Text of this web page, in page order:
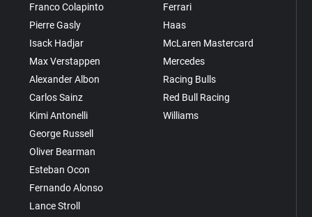
Franco Colapinto
Pierre Gasly
Isack Hadjar
Max Verstappen
Alexander Albon
Carlos Sainz
Kimi Antonelli
George Russell
Oliver Bearman
Esteban Ocon
Fernando Alonso
Lance Stroll
Ferrari
Haas
McLaren Mastercard
Mercedes
Racing Bulls
Red Bull Racing
Williams